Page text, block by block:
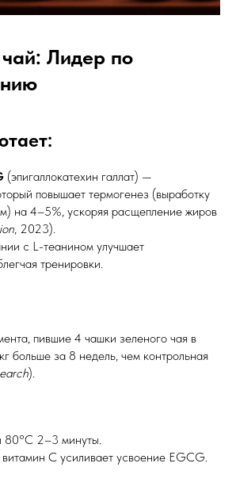
Лидер по
(эпигаллокатехин галлат) —
повышает термогенез (выработку
на 4–5%, ускоряя расщепление жиров
, 2023).
с L-теанином улучшает
тренировки.
пившие 4 чашки зеленого чая в
больше за 8 недель, чем контрольная
).
80°C 2–3 минуты.
C усиливает усвоение EGCG.